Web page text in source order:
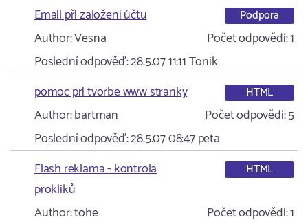
Email při založení účtu
Podpora
Author:Vesna Počet odpovědí:1
Poslední odpověď:28.5.07 11:11Tonik
pomoc pri tvorbe www stranky
HTML
Author:bartman Počet odpovědí:5
Poslední odpověď:28.5.07 08:47peta
Flash reklama - kontrola
prokliků
HTML
Author:tohe Počet odpovědí:1